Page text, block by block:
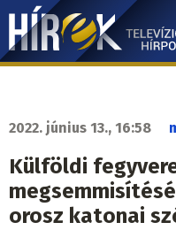
Ugrás
tartalomra
Hírek.sk
navigáció
2022. június 13., 16:58
Külföldi
orosz katonai